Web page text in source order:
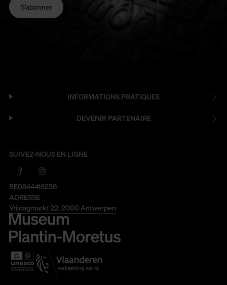
S’abonner
INFORMATIONS PRATIQUES
DEVENIR PARTENAIRE
SUIVEZ-NOUS EN LIGNE
BE0844418256
ADRESSE
Vrijdagmarkt 22, 2000 Antwerpen